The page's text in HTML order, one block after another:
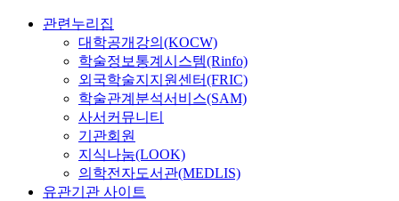
관련누리집
대학공개강의(KOCW)
학술정보통계시스템(Rinfo)
외국학술지지원센터(FRIC)
학술관계분석서비스(SAM)
사서커뮤니티
기관회원
지식나눔(LOOK)
의학전자도서관(MEDLIS)
유관기관 사이트